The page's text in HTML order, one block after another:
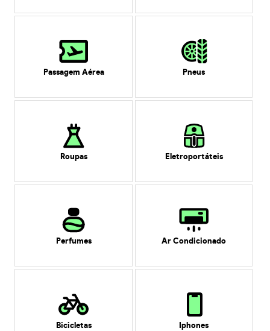
Passagem Aérea Pneus
Roupas Eletroportáteis
Perfumes Ar Condicionado
Bicicletas Iphones